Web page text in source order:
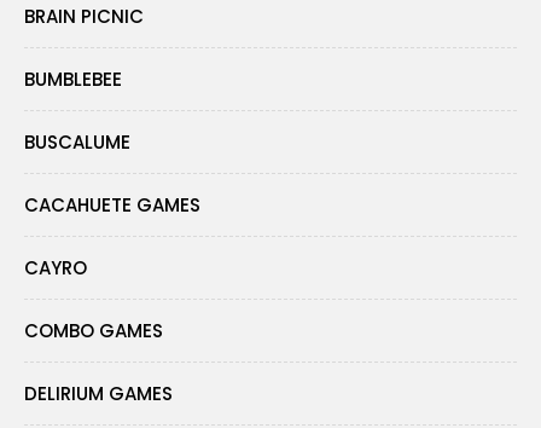
BRAIN PICNIC
BUMBLEBEE
BUSCALUME
CACAHUETE GAMES
CAYRO
COMBO GAMES
DELIRIUM GAMES